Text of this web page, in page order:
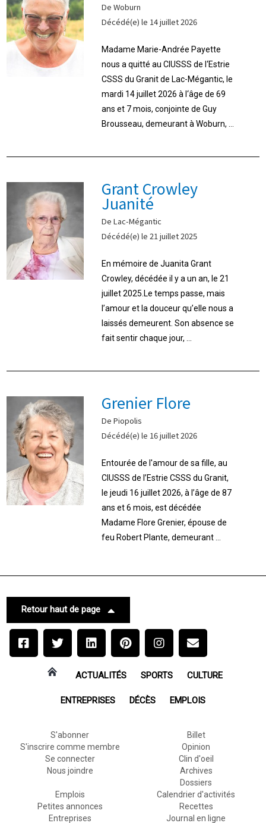
De Woburn
Décédé(e) le 14 juillet 2026
Madame Marie-Andrée Payette
nous a quitté au CIUSSS de l‘Estrie
CSSS du Granit de Lac-Mégantic, le
mardi 14 juillet 2026 à l‘âge de 69
ans et 7 mois, conjointe de Guy
Brousseau, demeurant à Woburn, ...
Grant Crowley
Juanité
De Lac-Mégantic
Décédé(e) le 21 juillet 2025
En mémoire de Juanita Grant
Crowley, décédée il y a un an, le 21
juillet 2025.Le temps passe, mais
l’amour et la douceur qu’elle nous a
laissés demeurent. Son absence se
fait sentir chaque jour, ...
Grenier Flore
De Piopolis
Décédé(e) le 16 juillet 2026
Entourée de l'amour de sa fille, au
CIUSSS de l’Estrie CSSS du Granit,
le jeudi 16 juillet 2026, à l’âge de 87
ans et 6 mois, est décédée
Madame Flore Grenier, épouse de
feu Robert Plante, demeurant ...
Retour haut de page
ACTUALITÉS SPORTS CULTURE
ENTREPRISES DÉCÈS EMPLOIS
S'abonner
S'inscrire comme membre
Se connecter
Nous joindre
Billet
Opinion
Clin d'oeil
Archives
Dossiers
Emplois
Petites annonces
Entreprises
Calendrier d'activités
Recettes
Journal en ligne